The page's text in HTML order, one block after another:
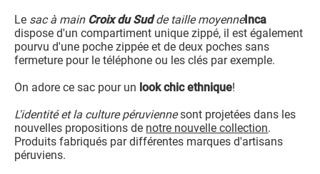
Le sac à main Croix du Sudde taille moyenneInca
dispose d'un compartiment unique zippé, il est également
pourvu d'une poche zippée et de deux poches sans
fermeture pour le téléphone ou les clés par exemple.
On adore ce sac pour un look chic ethnique!
L'identité et la culture péruviennesont projetées dans les
nouvelles propositions de notre nouvelle collection.
Produits fabriqués par différentes marques d'artisans
péruviens.